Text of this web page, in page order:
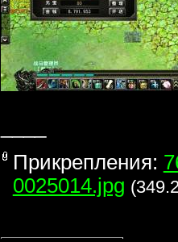
Прикрепления:
0025014.jpg